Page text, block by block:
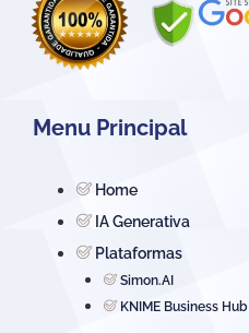
Menu Principal
Home
IA Generativa
Plataformas
Simon.AI
KNIME Business Hub